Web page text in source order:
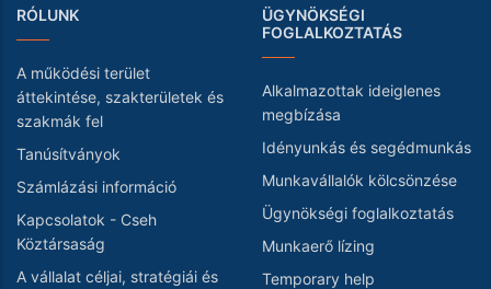
RÓLUNK
A működési terület
áttekintése, szakterületek és
szakmák fel
Tanúsítványok
Számlázási információ
Kapcsolatok - Cseh
Köztársaság
A vállalat céljai, stratégiái és
ÜGYNÖKSÉGI
FOGLALKOZTATÁS
Alkalmazottak ideiglenes
megbízása
Idényunkás és segédmunkás
Munkavállalók kölcsönzése
Ügynökségi foglalkoztatás
Munkaerő lízing
Temporary help